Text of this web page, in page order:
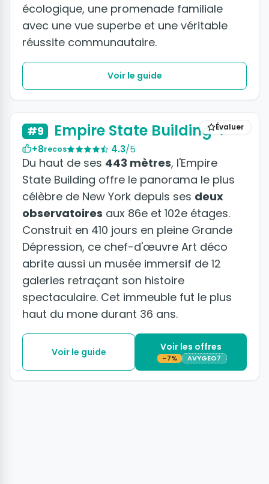
écologique, une promenade familiale
avec une vue superbe et une véritable
réussite communautaire.
Voir le guide
Évaluer
#9 Empire State Building
+8recos 4.3/5
Du haut de ses 443 mètres, l'Empire
State Building offre le panorama le plus
célèbre de New York depuis ses deux
observatoires aux 86e et 102e étages.
Construit en 410 jours en pleine Grande
Dépression, ce chef-d'œuvre Art déco
abrite aussi un musée immersif de 12
galeries retraçant son histoire
spectaculaire. Cet immeuble fut le plus
haut du mone durant 36 ans.
Voir le guide Voir les offres
-7% AVYGEO7